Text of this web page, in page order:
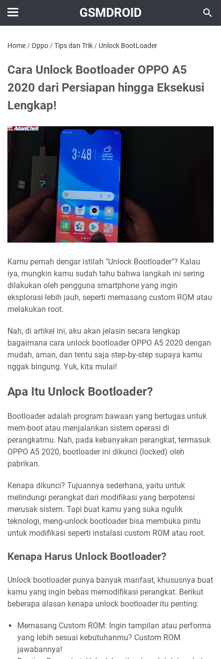
GSMDROID
Home /Oppo /Tips dan Trik / Unlock BootLoader
Cara Unlock Bootloader OPPO A5
2020 dari Persiapan hingga Eksekusi
Lengkap!
Kamu pernah dengar istilah "Unlock Bootloader"? Kalau
iya, mungkin kamu sudah tahu bahwa langkah ini sering
dilakukan oleh pengguna smartphone yang ingin
eksplorasi lebih jauh, seperti memasang custom ROM atau
melakukan root.
Nah, di artikel ini, aku akan jelasin secara lengkap
bagaimana cara unlock bootloader OPPO A5 2020 dengan
mudah, aman, dan tentu saja step-by-step supaya kamu
nggak bingung. Yuk, kita mulai!
Apa Itu Unlock Bootloader?
Bootloader adalah program bawaan yang bertugas untuk
mem-boot atau menjalankan sistem operasi di
perangkatmu. Nah, pada kebanyakan perangkat, termasuk
OPPO A5 2020, bootloader ini dikunci (locked) oleh
pabrikan.
Kenapa dikunci? Tujuannya sederhana, yaitu untuk
melindungi perangkat dari modifikasi yang berpotensi
merusak sistem. Tapi buat kamu yang suka ngulik
teknologi, meng-unlock bootloader bisa membuka pintu
untuk modifikasi seperti instalasi custom ROM atau root.
Kenapa Harus Unlock Bootloader?
Unlock bootloader punya banyak manfaat, khususnya buat
kamu yang ingin bebas memodifikasi perangkat. Berikut
beberapa alasan kenapa unlock bootloader itu penting:
Memasang Custom ROM: Ingin tampilan atau performa
yang lebih sesuai kebutuhanmu? Custom ROM
jawabannya!